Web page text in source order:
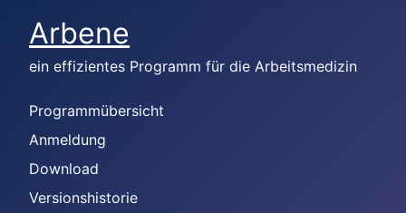
Arbene
ein effizientes Programm für die Arbeitsmedizin
Programmübersicht
Anmeldung
Download
Versionshistorie